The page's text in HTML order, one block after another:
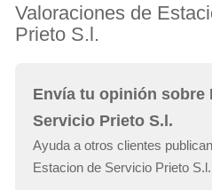
Valoraciones de
Prieto S.l.
Envía tu opinión sobre
Servicio Prieto S.l.
Ayuda a otros clientes
Estacion de Servicio Prieto